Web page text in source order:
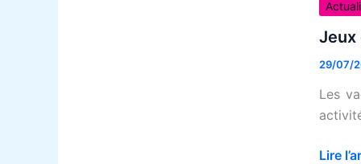
Jeux
29/07/
Les
de
société
et
TND :
Le
guide
des
Lire